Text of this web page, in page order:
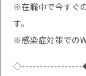
※在職中で今すぐ
す。
※感染症対策での